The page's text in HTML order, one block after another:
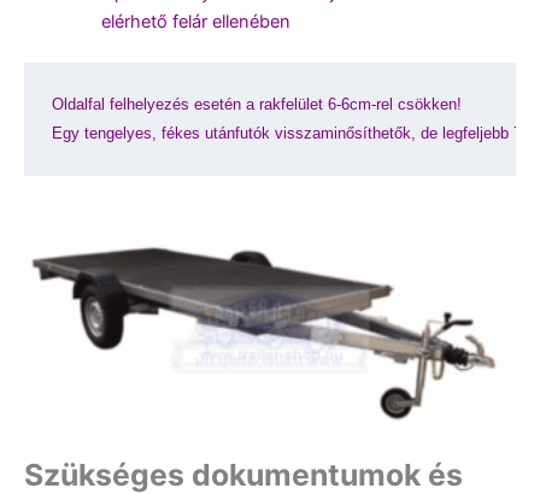
elérhető felár ellenében
Oldalfal felhelyezés esetén a rakfelület 6-6cm-rel csökken!
Egy tengelyes, fékes utánfutók visszaminősíthetők, de legfeljebb
Szükséges dokumentumok és